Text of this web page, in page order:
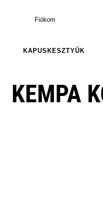
Fiókom
KAPUSKESZTYŰK
KEMPA